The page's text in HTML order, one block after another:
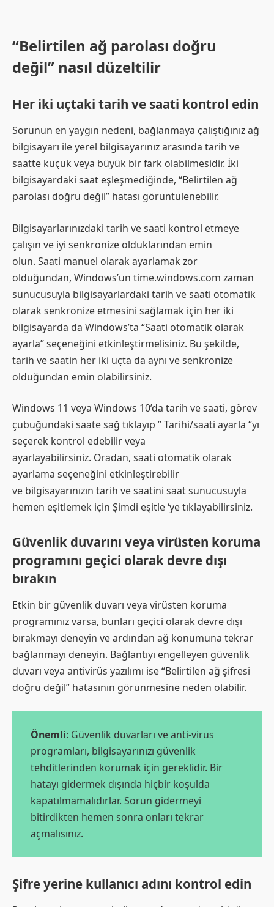
“Belirtilen ağ parolası doğru
değil” nasıl düzeltilir
Her iki uçtaki tarih ve saati kontrol edin
Sorunun en yaygın nedeni, bağlanmaya çalıştığınız ağ
bilgisayarı ile yerel bilgisayarınız arasında tarih ve
saatte küçük veya büyük bir fark olabilmesidir. İki
bilgisayardaki saat eşleşmediğinde, “Belirtilen ağ
parolası doğru değil” hatası görüntülenebilir.
Bilgisayarlarınızdaki tarih ve saati kontrol etmeye
çalışın ve iyi senkronize olduklarından emin
olun. Saati manuel olarak ayarlamak zor
olduğundan, Windows’un time.windows.com zaman
sunucusuyla bilgisayarlardaki tarih ve saati otomatik
olarak senkronize etmesini sağlamak için her iki
bilgisayarda da Windows’ta “Saati otomatik olarak
ayarla” seçeneğini etkinleştirmelisiniz. Bu şekilde,
tarih ve saatin her iki uçta da aynı ve senkronize
olduğundan emin olabilirsiniz.
Windows 11 veya Windows 10’da tarih ve saati, görev
çubuğundaki saate sağ tıklayıp ” Tarihi/saati ayarla “yı
seçerek kontrol edebilir veya
ayarlayabilirsiniz. Oradan, saati otomatik olarak
ayarlama seçeneğini etkinleştirebilir
ve bilgisayarınızın tarih ve saatini saat sunucusuyla
hemen eşitlemek için Şimdi eşitle ‘ye tıklayabilirsiniz.
Güvenlik duvarını veya virüsten koruma
programını geçici olarak devre dışı
bırakın
Etkin bir güvenlik duvarı veya virüsten koruma
programınız varsa, bunları geçici olarak devre dışı
bırakmayı deneyin ve ardından ağ konumuna tekrar
bağlanmayı deneyin. Bağlantıyı engelleyen güvenlik
duvarı veya antivirüs yazılımı ise “Belirtilen ağ şifresi
doğru değil” hatasının görünmesine neden olabilir.
Önemli: Güvenlik duvarları ve anti-virüs
programları, bilgisayarınızı güvenlik
tehditlerinden korumak için gereklidir. Bir
hatayı gidermek dışında hiçbir koşulda
kapatılmamalıdırlar. Sorun gidermeyi
bitirdikten hemen sonra onları tekrar
açmalısınız.
Şifre yerine kullanıcı adını kontrol edin